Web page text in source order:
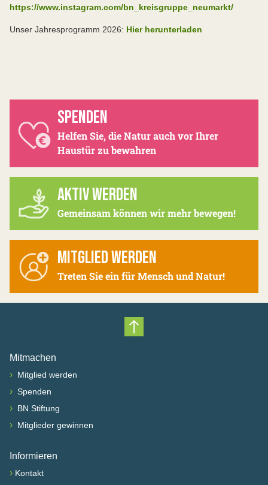
https://www.instagram.com/bn_kreisgruppe_neumarkt/
Unser Jahresprogramm 2026: Hier herunterladen
SPENDEN
Helfen Sie, die Natur auch vor Ihrer
Haustür zu bewahren
AKTIV WERDEN
Gemeinsam können wir mehr bewegen!
MITGLIED WERDEN
Treten Sie ein für Mensch und Natur!
Nach oben scrollen
Mitmachen
› Mitglied werden
› Spenden
› BN Stiftung
› Mitglieder gewinnen
Informieren
› Kontakt